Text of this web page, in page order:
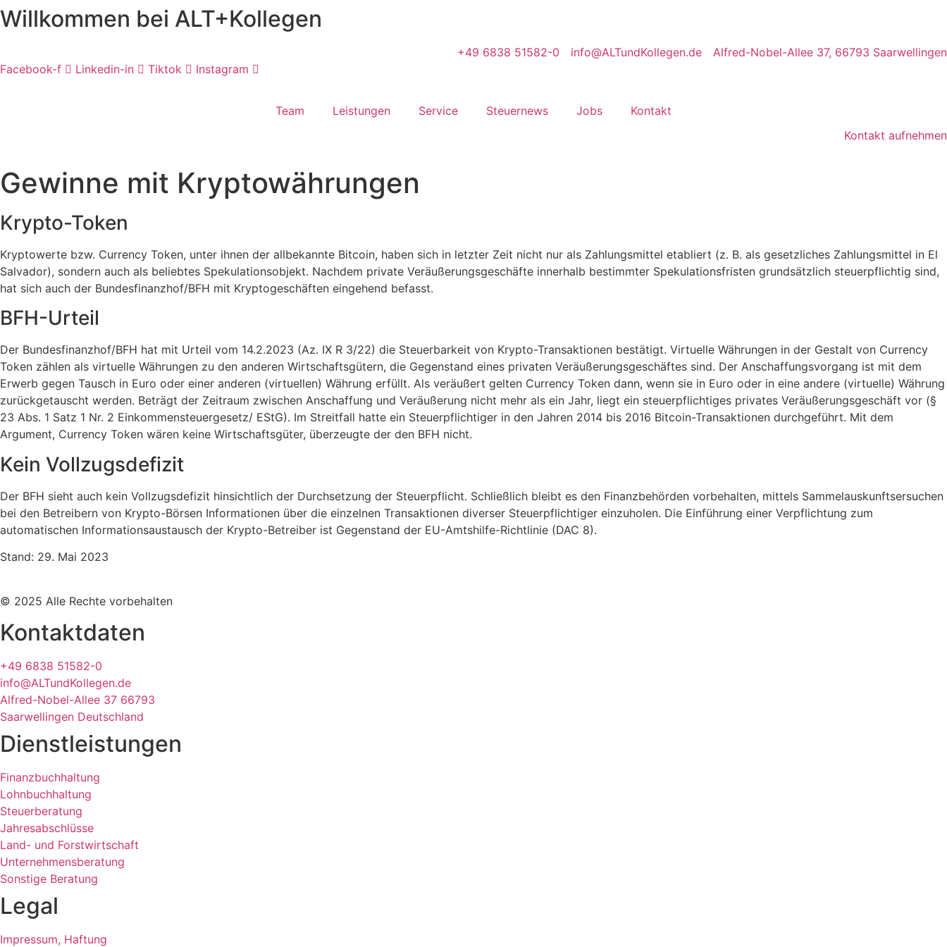
Skip
to
Willkommen bei ALT+Kollegen
+49 6838 51582-0 info@ALTundKollegen.de
Alfred-Nobel-Allee 37, 66793 Saarwellingen
Facebook-f
Linkedin-in Tiktok Instagram
Team Leistungen Service Steuernews Jobs
Kontakt
Kontakt aufnehmen
Gewinne mit Kryptowährungen
Krypto-Token
Kryptowerte bzw. Currency Token, unter ihnen der allbekannte Bitcoin, haben sich in letzter Zeit nicht nur als Zahlungsmittel etabliert (z. B. als gesetzliches Zahlungsmittel in El
Salvador), sondern auch als beliebtes Spekulationsobjekt. Nachdem private Veräußerungsgeschäfte innerhalb bestimmter Spekulationsfristen grundsätzlich steuerpflichtig sind,
hat sich auch der Bundesfinanzhof/BFH mit Kryptogeschäften eingehend befasst.
BFH-Urteil
Der Bundesfinanzhof/BFH hat mit Urteil vom 14.2.2023 (Az. IX R 3/22) die Steuerbarkeit von Krypto-Transaktionen bestätigt. Virtuelle Währungen in der Gestalt von Currency
Token zählen als virtuelle Währungen zu den anderen Wirtschaftsgütern, die Gegenstand eines privaten Veräußerungsgeschäftes sind. Der Anschaffungsvorgang ist mit dem
Erwerb gegen Tausch in Euro oder einer anderen (virtuellen) Währung erfüllt. Als veräußert gelten Currency Token dann, wenn sie in Euro oder in eine andere (virtuelle) Währung
zurückgetauscht werden. Beträgt der Zeitraum zwischen Anschaffung und Veräußerung nicht mehr als ein Jahr, liegt ein steuerpflichtiges privates Veräußerungsgeschäft vor (§
23 Abs. 1 Satz 1 Nr. 2 Einkommensteuergesetz/ EStG). Im Streitfall hatte ein Steuerpflichtiger in den Jahren 2014 bis 2016 Bitcoin-Transaktionen durchgeführt. Mit dem
Argument, Currency Token wären keine Wirtschaftsgüter, überzeugte der den BFH nicht.
Kein Vollzugsdefizit
Der BFH sieht auch kein Vollzugsdefizit hinsichtlich der Durchsetzung der Steuerpflicht. Schließlich bleibt es den Finanzbehörden vorbehalten, mittels Sammelauskunftsersuchen
bei den Betreibern von Krypto-Börsen Informationen über die einzelnen Transaktionen diverser Steuerpflichtiger einzuholen. Die Einführung einer Verpflichtung zum
automatischen Informationsaustausch der Krypto-Betreiber ist Gegenstand der EU-Amtshilfe-Richtlinie (DAC 8).
Stand: 29. Mai 2023
© 2025 Alle Rechte vorbehalten
Kontaktdaten
+49 6838 51582-0
info@ALTundKollegen.de
Alfred-Nobel-Allee 37 66793
Saarwellingen Deutschland
Dienstleistungen
Finanzbuchhaltung
Lohnbuchhaltung
Steuerberatung
Jahresabschlüsse
Land- und Forstwirtschaft
Unternehmensberatung
Sonstige Beratung
Legal
Impressum, Haftung